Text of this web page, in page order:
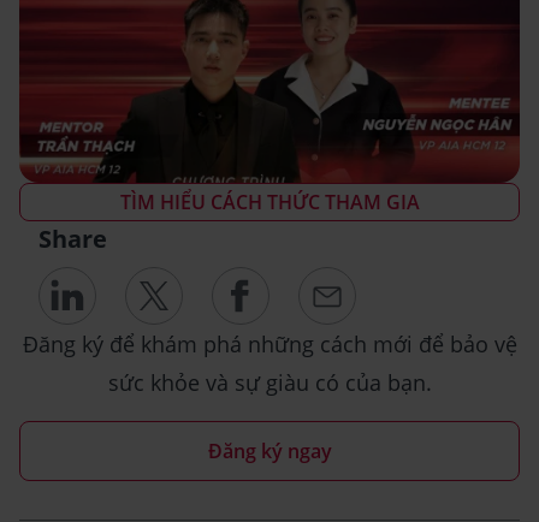
TÌM HIỂU CÁCH THỨC THAM GIA
Share
Đăng ký để khám phá những cách mới để bảo vệ
sức khỏe và sự giàu có của bạn.
Đăng ký ngay